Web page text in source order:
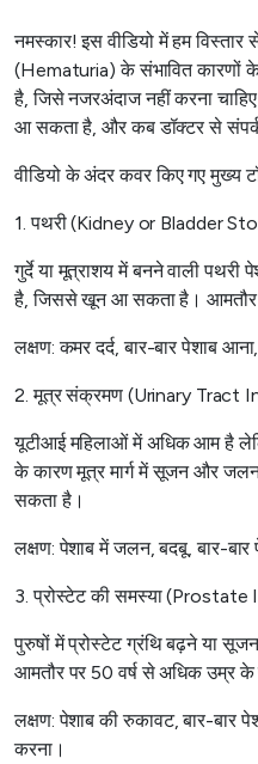
नमस्कार! इस वीडियो में हम
(Hematuria) के संभावित कारणों
है, जिसे नजरअंदाज नहीं करना
आ सकता है, और कब डॉक्टर से संपर्क
वीडियो के अंदर कवर किए गए मुख्य
1. पथरी (Kidney or Bladder
गुर्दे या मूत्राशय में बनने वाली
है, जिससे खून आ सकता है। आमतौर
लक्षण: कमर दर्द, बार-बार पेशाब
2. मूत्र संक्रमण (Urinary Tract
यूटीआई महिलाओं में अधिक आम है
के कारण मूत्र मार्ग में सूजन और
सकता है।
लक्षण: पेशाब में जलन, बदबू, बार-बार
3. प्रोस्टेट की समस्या
पुरुषों में प्रोस्टेट ग्रंथि बढ़ने या
आमतौर पर 50 वर्ष से अधिक उम्र के
लक्षण: पेशाब की रुकावट, बार-बार
करना।